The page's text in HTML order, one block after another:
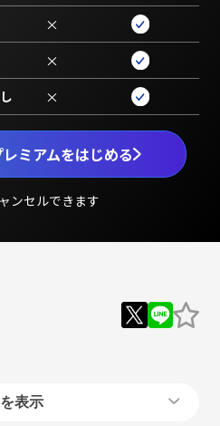
ミアムをはじめる
ンセルできます
×
×
×
表示